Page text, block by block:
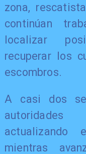
zona,
continúan
localizar
recuperar los
escombros.
A casi dos
actualizando
mientras